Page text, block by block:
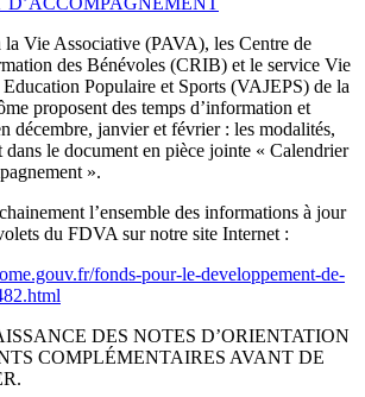
Vie Associative (PAVA), les Centre de
des Bénévoles (CRIB) et le service Vie
Education Populaire et Sports (VAJEPS) de la
proposent des temps d’information et
décembre, janvier et février : les modalités,
le document en pièce jointe « Calendrier
».
l’ensemble des informations à jour
du FDVA sur notre site Internet :
fonds-pour-le-developpement-de-
DES NOTES D’ORIENTATION
COMPLÉMENTAIRES AVANT DE